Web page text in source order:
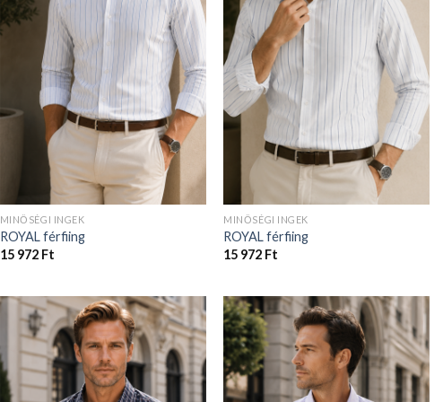
MINŐSÉGI INGEK
ROYAL férfiing
15 972 Ft
MINŐSÉGI INGEK
ROYAL férfiing
15 972 Ft